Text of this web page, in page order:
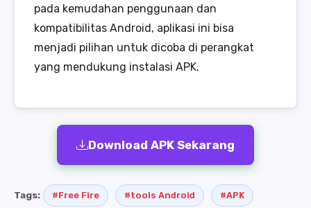
pada kemudahan penggunaan dan
kompatibilitas Android, aplikasi ini bisa
menjadi pilihan untuk dicoba di perangkat
yang mendukung instalasi APK.
Download APK Sekarang
Tags: #Free Fire #tools Android #APK